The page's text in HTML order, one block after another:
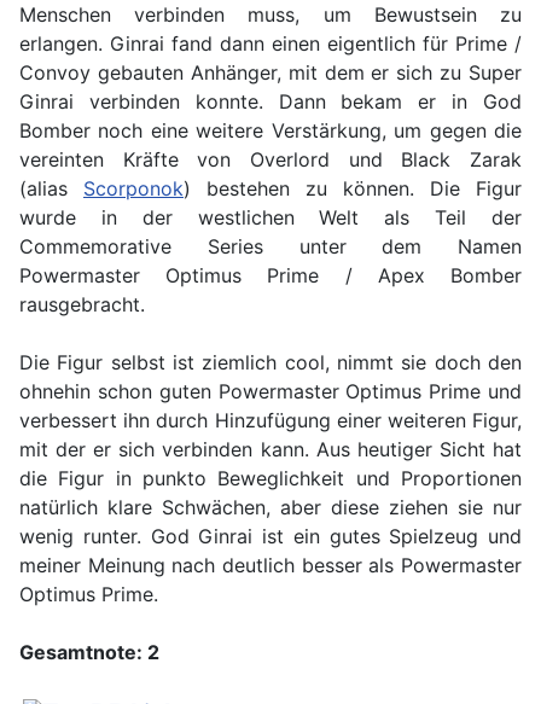
Menschen verbinden muss, um Bewustsein zu
erlangen. Ginrai fand dann einen eigentlich für Prime /
Convoy gebauten Anhänger, mit dem er sich zu Super
Ginrai verbinden konnte. Dann bekam er in God
Bomber noch eine weitere Verstärkung, um gegen die
vereinten Kräfte von Overlord und Black Zarak
(alias Scorponok) bestehen zu können. Die Figur
wurde in der westlichen Welt als Teil der
Commemorative Series unter dem Namen
Powermaster Optimus Prime / Apex Bomber
rausgebracht.
Die Figur selbst ist ziemlich cool, nimmt sie doch den
ohnehin schon guten Powermaster Optimus Prime und
verbessert ihn durch Hinzufügung einer weiteren Figur,
mit der er sich verbinden kann. Aus heutiger Sicht hat
die Figur in punkto Beweglichkeit und Proportionen
natürlich klare Schwächen, aber diese ziehen sie nur
wenig runter. God Ginrai ist ein gutes Spielzeug und
meiner Meinung nach deutlich besser als Powermaster
Optimus Prime.
Gesamtnote: 2